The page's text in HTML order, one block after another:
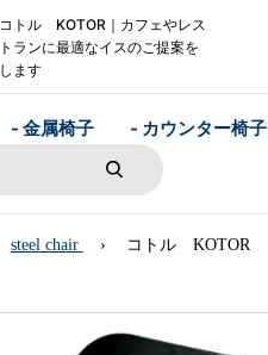
コトル KOTOR｜カフェやレス
トランに最適なイスのご提案を
します
- 金属椅子 - カウンター椅子
steel chair コトル KOTOR